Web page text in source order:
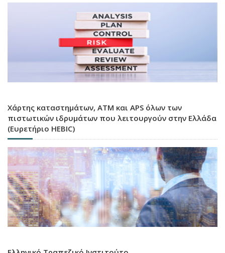
Χάρτης καταστημάτων, ATM και APS όλων των
πιστωτικών ιδρυμάτων που λειτουργούν στην Ελλάδα
(Ευρετήριο HEBIC)